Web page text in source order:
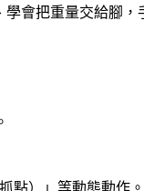
會把重量交給腳，
點）」等動態動作。